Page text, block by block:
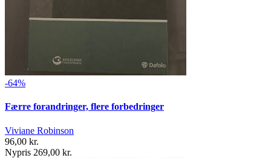
-64%
Færre forandringer, flere forbedringer
Viviane Robinson
96,00 kr.
Nypris 269,00 kr.